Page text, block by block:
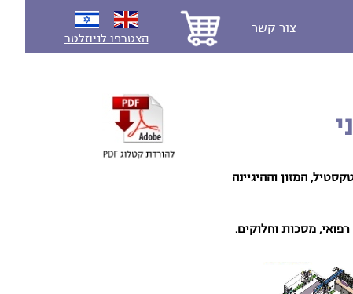
צור קשר
הצטרפו לניוזלטר
המזון וההיגיינה
רפואי, מסכות וחלוקים.